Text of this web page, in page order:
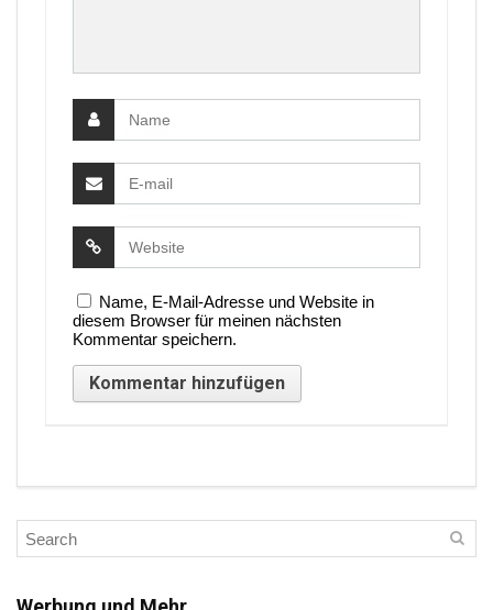
Name, E-Mail-Adresse und Website in
diesem Browser für meinen nächsten
Kommentar speichern.